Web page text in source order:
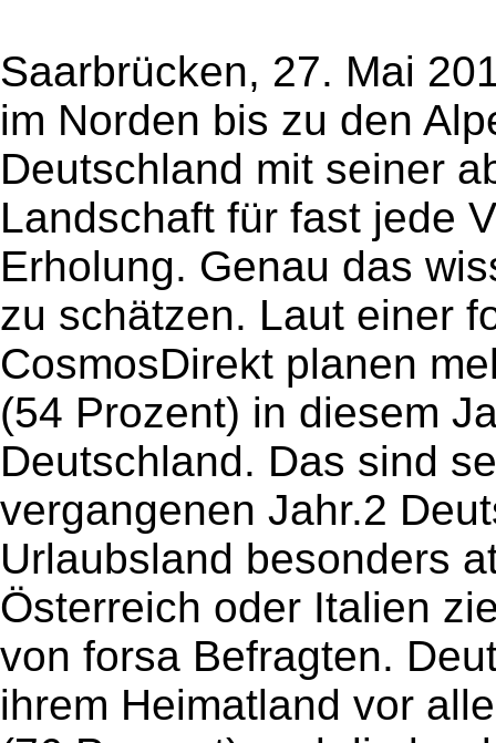
Saarbrücken, 27. Mai
im Norden bis zu den
Deutschland mit seiner
Landschaft für fast jede
Erholung. Genau das
zu schätzen. Laut einer
CosmosDirekt planen
(54 Prozent) in diesem
Deutschland. Das sind
vergangenen Jahr.2
Urlaubsland besonders
Österreich oder Italien
von forsa Befragten.
ihrem Heimatland vor